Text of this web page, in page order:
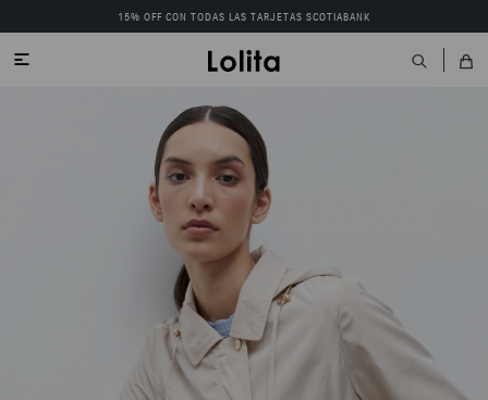
15% OFF CON TODAS LAS TARJETAS SCOTIABANK
